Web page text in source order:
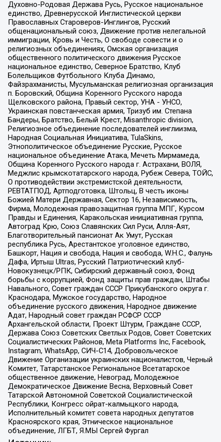
Духовно-Родовая Держава Русь, Русское национальное
единство, Древнерусской Инглистической церкви
Православных Староверов-Инглингов, Русский
общенациональный союз, Движение против нелегальной
иммиграции, Кровь и Честь, О свободе совести и о
религиозных объединениях, Омская организация
общественного политического движения Русское
национальное единство, Северное Братство, Клуб
Болельщиков Футбольного Клуба Динамо,
Файзрахманисты, Мусульманская религиозная организация
п. Боровский, Община Коренного Русского народа
Щелковского района, Правый сектор, УНА - УНСО,
Украинская повстанческая армия, Тризуб им. Степана
Бандеры, Братство, Белый Крест, Misanthropic division,
Религиозное объединение последователей инглиизма,
Народная Социальная Инициатива, TulaSkins,
Этнополитическое объединение Русские, Русское
национальное объединение Атака, Мечеть Мирмамеда,
Община Коренного Русского народа г. Астрахани, ВОЛЯ,
Меджлис крымскотатарского народа, Рубеж Севера, ТОЙС,
О противодействии экстремистской деятельности,
РЕВТАТПОД, Артподготовка, Штольц, В честь иконы
Божией Матери Державная, Сектор 16, Независимость,
Фирма, Молодежная правозащитная группа МПГ, Курсом
Правды и Единения, Каракольская инициативная группа,
Автоград Крю, Союз Славянских Сил Руси, Алля-Аят,
Благотворительный пансионат Ак Умут, Русская
республика Русь, Арестантское уголовное единство,
Башкорт, Нация и свобода, Нация и свобода, W.H.С., Фалунь
Дафа, Иртыш Ultras, Русский Патриотический клуб-
Новокузнецк/РПК, Сибирский державный союз, Фонд
борьбы с коррупцией, Фонд защиты прав граждан, Штабы
Навального, Совет граждан СССР Прикубанского округа г.
Краснодара, Мужское государство, Народное
объединение русского движения, Народное движение
Адат, Народный совет граждан РСФСР СССР
Архангельской области, Проект Штурм, Граждане СССР,
Держава Союз Советских Светлых Родов, Совет Советских
Социалистических Районов, Meta Platforms Inc, Facebook,
Instagram, WhatsApp, СИЧ-С14, Добровольческое
Движение Организации украинских националистов, Черный
Комитет, Татарстанское Региональное Всетатарское
общественное движение, Невоград, Молодежное
Демократическое Движение Весна, Верховный Совет
Татарской Автономной Советской Социалистической
Республики, Конгресс ойрат-калмыцкого народа,
Исполнительный комитет совета народных депутатов
Красноярского края, Этническое национальное
объединение, ЛГБТ, Я.МЫ Сергей Фургал